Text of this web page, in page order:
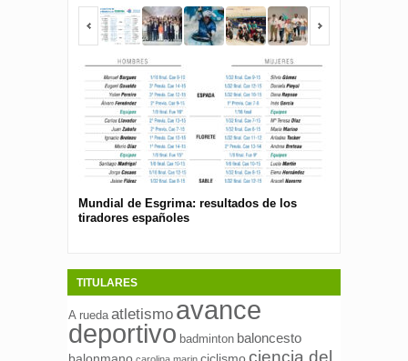
Mundial de Esgrima: resultados de los
tiradores españoles
TITULARES
A rueda atletismo avance
deportivo badminton baloncesto
ciencia del